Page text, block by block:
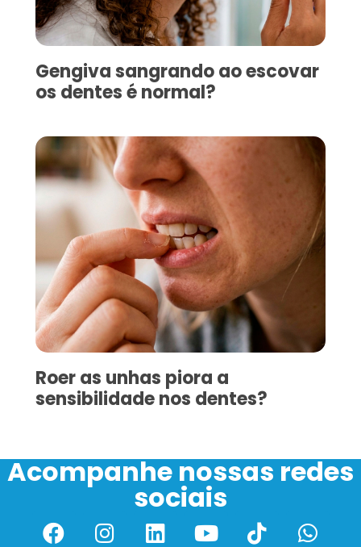
Gengiva sangrando ao escovar
os dentes é normal?
Roer as unhas piora a
sensibilidade nos dentes?
Acompanhe nossas redes
sociais